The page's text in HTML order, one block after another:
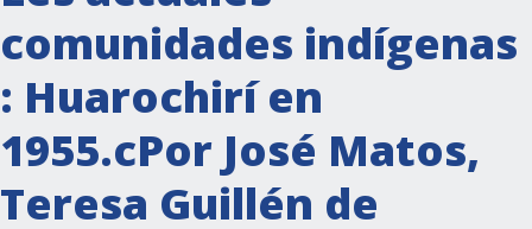
comunidades indígenas
: Huarochirí en
1955.cPor José Matos,
Teresa Guillén de